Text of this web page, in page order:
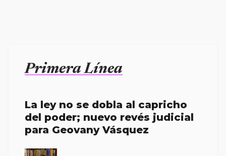
Primera Línea
La ley no se dobla al capricho
del poder; nuevo revés judicial
para Geovany Vásquez